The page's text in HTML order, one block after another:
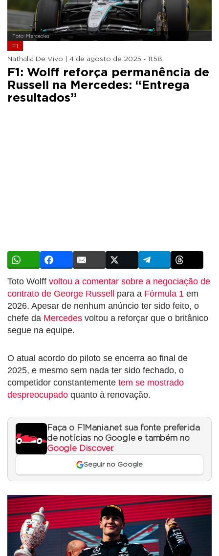
Foto: Mercedes
F1
Nathalia De Vivo | 4 de agosto de 2025 - 11:58
F1: Wolff reforça permanência de
Russell na Mercedes: “Entrega
resultados”
Toto Wolff voltou a comentar sobre a negociação de
contrato de George Russell para a Fórmula 1 em
2026. Apesar de nenhum anúncio ter sido feito, o
chefe da Mercedes voltou a reforçar que o britânico
segue na equipe.
O atual acordo do piloto se encerra ao final de
2025, e mesmo sem nada ter sido fechado, o
competidor constantemente tem se mostrado
despreocupado quanto à renovação.
Faça o F1Mania.net sua fonte preferida
de notícias no Google e também no
Google Discover.
Seguir no Google